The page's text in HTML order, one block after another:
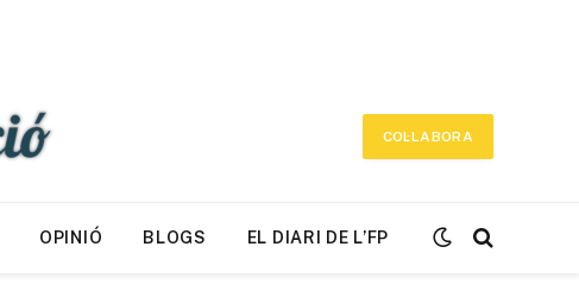
COL·LABORA
OPINIÓ BLOGS EL DIARI DE L’FP